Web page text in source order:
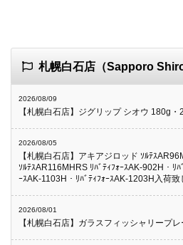
札幌白石店（Sapporo
2026/08/09
【札幌白石店】ジグリップ シオウ 180g
2026/08/05
【札幌白石店】アキアジロッド ｿﾙﾃｽ
ｿﾙﾃｽAR116MHRS ﾘﾊﾞﾃｨﾌｫｰｽAK-902H・ﾘ
ｰｽAK-1103H・ﾘﾊﾞﾃｨﾌｫｰｽAK-1203H入荷
2026/08/01
【札幌白石店】ガラスフィッシャリープ